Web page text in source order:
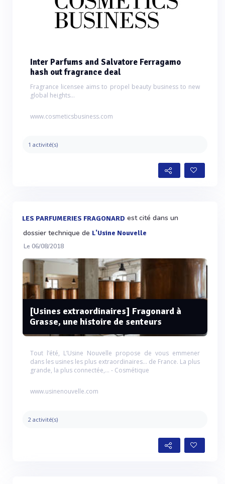
Inter Parfums and Salvatore Ferragamo
hash out fragrance deal
Fragrance licensee aims to propel beauty business to new
global heights...
www.cosmeticsbusiness.com
1 activité(s)
LES PARFUMERIES FRAGONARD est cité dans un
dossier technique de L'Usine Nouvelle
Le 06/08/2018
[Usines extraordinaires] Fragonard à
Grasse, une histoire de senteurs
Tout l’été, L’Usine Nouvelle propose de vous emmener
dans les usines les plus extraordinaires... de France. La plus
grande, la plus connectée,... - Cosmétique
www.usinenouvelle.com
2 activité(s)